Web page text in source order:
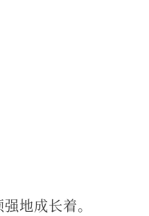
地成长着。